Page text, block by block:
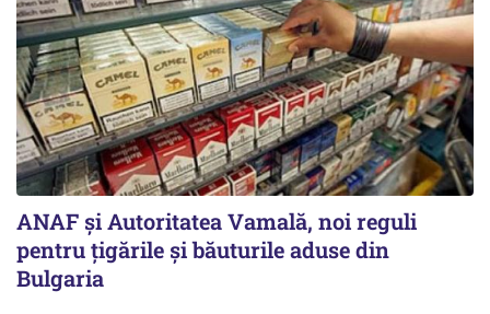
ANAF și Autoritatea Vamală, noi reguli
pentru țigările și băuturile aduse din
Bulgaria